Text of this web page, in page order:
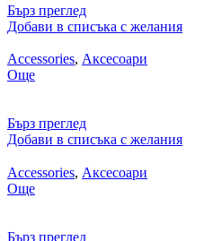
Бърз преглед
Добави в списъка с желания
Accessories, Аксесоари
Още
Бърз преглед
Добави в списъка с желания
Accessories, Аксесоари
Още
Бърз преглед